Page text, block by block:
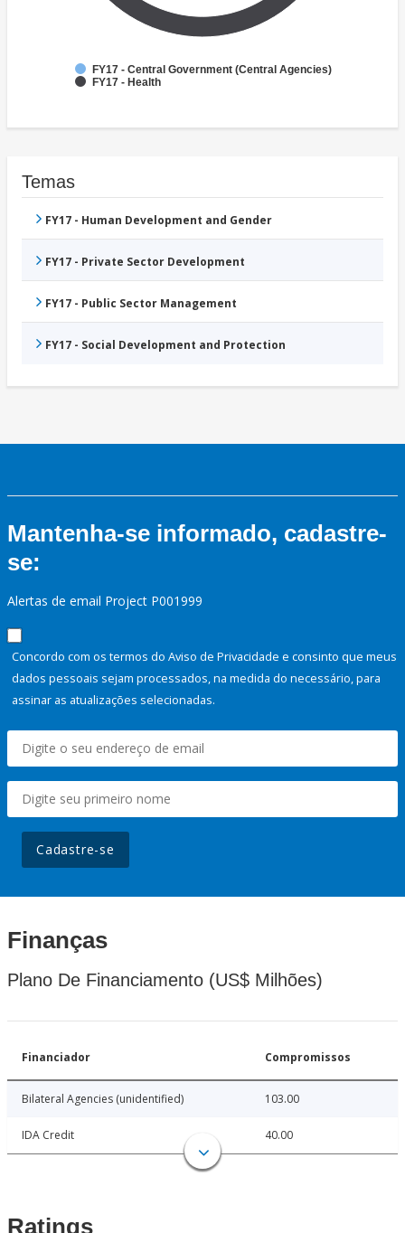
FY17 - Central Government (Central Agencies)
FY17 - Health
Temas
FY17 - Human Development and Gender
FY17 - Private Sector Development
FY17 - Public Sector Management
FY17 - Social Development and Protection
Mantenha-se informado, cadastre-
se:
Alertas de email Project P001999
Concordo com os termos do Aviso de Privacidade e consinto que meus
dados pessoais sejam processados, na medida do necessário, para
assinar as atualizações selecionadas.
Cadastre-se
Finanças
Plano De Financiamento (US$ Milhões)
Financiador Compromissos
Bilateral Agencies (unidentified) 103.00
IDA Credit 40.00
Ratings